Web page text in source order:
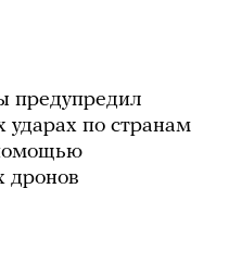
предупредил
ударах по странам
дронов